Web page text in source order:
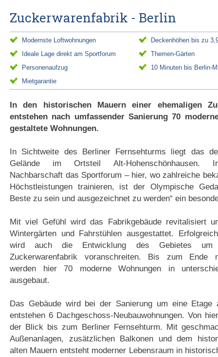
Zuckerwarenfabrik - Berlin
Modernste Loftwohnungen
Deckenhöhen bis zu
Ideale Lage direkt am Sportforum
Themen-Gärten
Personenaufzug
10 Minuten bis Berlin-
Mietgarantie
In den historischen Mauern einer ehemaligen
entstehen nach umfassender Sanierung 70
gestaltete Wohnungen.
In Sichtweite des Berliner Fernsehturms liegt das
Gelände im Ortsteil Alt-Hohenschönhausen.
Nachbarschaft das Sportforum – hier, wo zahlreiche
Höchstleistungen trainieren, ist der Olympische
Beste zu sein und ausgezeichnet zu werden“ ein
Mit viel Gefühl wird das Fabrikgebäude revitalisiert
Wintergärten und Fahrstühlen ausgestattet.
wird auch die Entwicklung des Gebietes um
Zuckerwarenfabrik voranschreiten. Bis zum Ende
werden hier 70 moderne Wohnungen in
ausgebaut.
Das Gebäude wird bei der Sanierung um eine Etage
entstehen 6 Dachgeschoss-Neubauwohnungen. Von
der Blick bis zum Berliner Fernsehturm. Mit
Außenanlagen, zusätzlichen Balkonen und dem
alten Mauern entsteht moderner Lebensraum in